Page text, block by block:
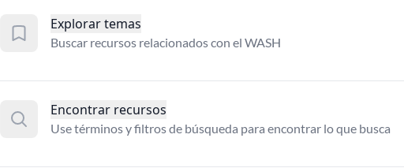
Explorar temas
Buscar recursos relacionados con el WASH
Encontrar recursos
Use términos y filtros de búsqueda para encontrar lo que busca